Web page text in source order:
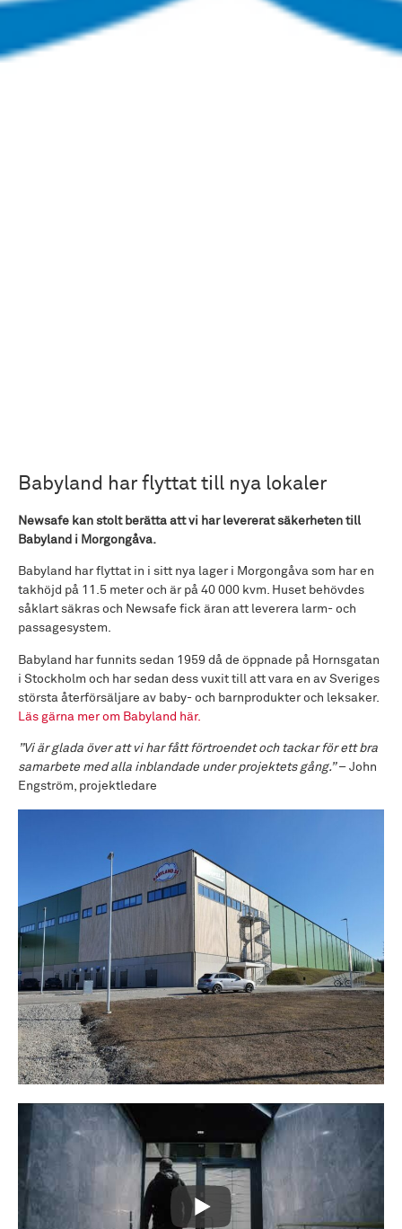
Babyland har flyttat till nya lokaler
Newsafe kan stolt berätta att vi har levererat säkerheten till
Babyland i Morgongåva.
Babyland har flyttat in i sitt nya lager i Morgongåva som har en
takhöjd på 11.5 meter och är på 40 000 kvm. Huset behövdes
såklart säkras och Newsafe fick äran att leverera larm- och
passagesystem.
Babyland har funnits sedan 1959 då de öppnade på Hornsgatan
i Stockholm och har sedan dess vuxit till att vara en av Sveriges
största återförsäljare av baby- och barnprodukter och leksaker.
Läs gärna mer om Babyland här.
”Vi är glada över att vi har fått förtroendet och tackar för ett bra
samarbete med alla inblandade under projektets gång.”– John
Engström, projektledare